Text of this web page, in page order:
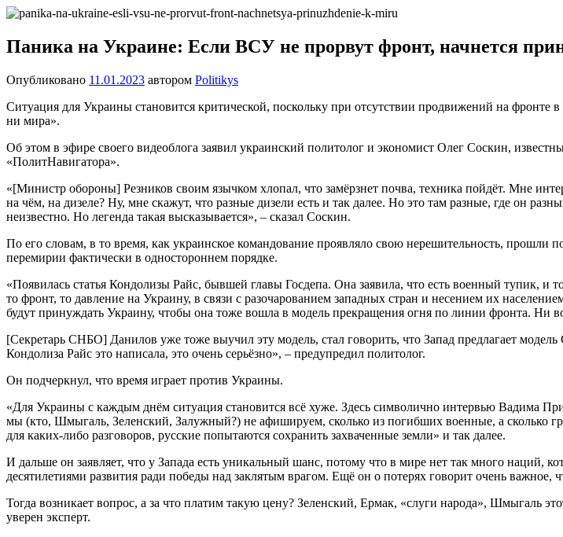
Перейти
содержимому
один
сайт
WordPress
Паника на Украине: Если ВСУ не прорвут фронт, начнется
Опубликовано 11.01.2023 автором Politikys
Ситуация для Украины становится критической, поскольку при отсутствии продвижений на
ни мира».
Об этом в эфире своего видеоблога заявил украинский политолог и экономист Олег Соскин,
«ПолитНавигатора».
«[Министр обороны] Резников своим язычком хлопал, что замёрзнет почва, техника пойдёт. Мне
на чём, на дизеле? Ну, мне скажут, что разные дизели есть и так далее. Но это там разные, где он
неизвестно. Но легенда такая высказывается», – сказал Соскин.
По его словам, в то время, как украинское командование проявляло свою нерешительность, прошли
перемирии фактически в одностороннем порядке.
«Появилась статья Кондолизы Райс, бывшей главы Госдепа. Она заявила, что есть военный тупик, и
то фронт, то давление на Украину, в связи с разочарованием западных стран и несением их
будут принуждать Украину, чтобы она тоже вошла в модель прекращения огня по линии фронта. Ни
[Секретарь СНБО] Данилов уже тоже выучил эту модель, стал говорить, что Запад предлагает
Кондолиза Райс это написала, это очень серьёзно», – предупредил политолог.
Он подчеркнул, что время играет против Украины.
«Для Украины с каждым днём ситуация становится всё хуже. Здесь символично интервью Вадима
мы (кто, Шмыгаль, Зеленский, Залужный?) не афишируем, сколько из погибших военные, а сколько
для каких-либо разговоров, русские попытаются сохранить захваченные земли» и так далее.
И дальше он заявляет, что у Запада есть уникальный шанс, потому что в мире нет так много наций,
десятилетиями развития ради победы над заклятым врагом. Ещё он о потерях говорит очень
Тогда возникает вопрос, а за что платим такую цену? Зеленский, Ермак, «слуги народа», Шмыгаль
уверен эксперт.